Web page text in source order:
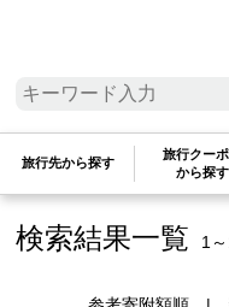
旅行先から探す
旅行クー
から探す
切手・写真・はがき
検索結果一覧 1